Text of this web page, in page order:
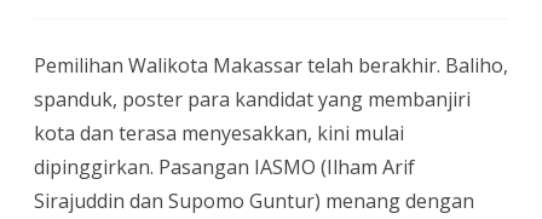
Pemilihan Walikota Makassar telah berakhir. Baliho,
spanduk, poster para kandidat yang membanjiri
kota dan terasa menyesakkan, kini mulai
dipinggirkan. Pasangan IASMO (Ilham Arif
Sirajuddin dan Supomo Guntur) menang dengan